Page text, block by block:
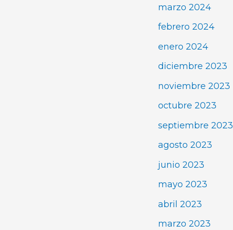
marzo 2024
febrero 2024
enero 2024
diciembre 2023
noviembre 2023
octubre 2023
septiembre 2023
agosto 2023
junio 2023
mayo 2023
abril 2023
marzo 2023